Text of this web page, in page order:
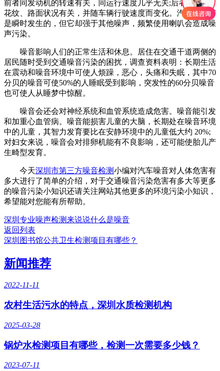
前者同发动机的转速有关，同运行速度几乎无关;后者同轮胎
花纹、路面状况有关，并随车辆行驶速度而变化。汽车喇叭声
是瞬时发生的，但它却强于其他噪声，频繁使用喇叭会造成噪
声污染。
噪音影响人们的正常生活和休息。居住在交通干道两侧的
居民随时受到交通噪音污染的困扰，调查资料表明：长期生活
在震动和噪音环境中可使人烦躁，恶心，头痛和失眠，其中70
分贝的噪音可使50%的人睡眠受到影响，突发性的60分贝噪音
也可使人从睡梦中惊醒。
噪音会还会对神经系统和血管系统造成危害。噪音能引发
和加重心血管病。噪音能损害儿童的大脑，长期处在噪音环境
中的儿童，其智力发育要比在安静环境中的儿童低大约 20%;
对妇女来说，噪音会对排卵机能有不良影响，还可能使胎儿产
生畸型发育。
今天深圳市第三方噪音检测小编对汽车噪音对人体危害有
多大进行了简单的介绍，对于交通噪音污染危害有多大等更多
的噪音污染小知识还请关注网站其他更多的环境污染小知识，
希望能对您能有所帮助。
深圳专业噪声检测来说说什么是噪音
返回列表
深圳图书馆公共卫生检测项目有哪些？
新闻推荐
2022-11-11
农村生活污水的特点，深圳水质检测机构
2025-03-28
锅炉水检测项目有哪些，检测一次需要多少钱？
2023-07-11